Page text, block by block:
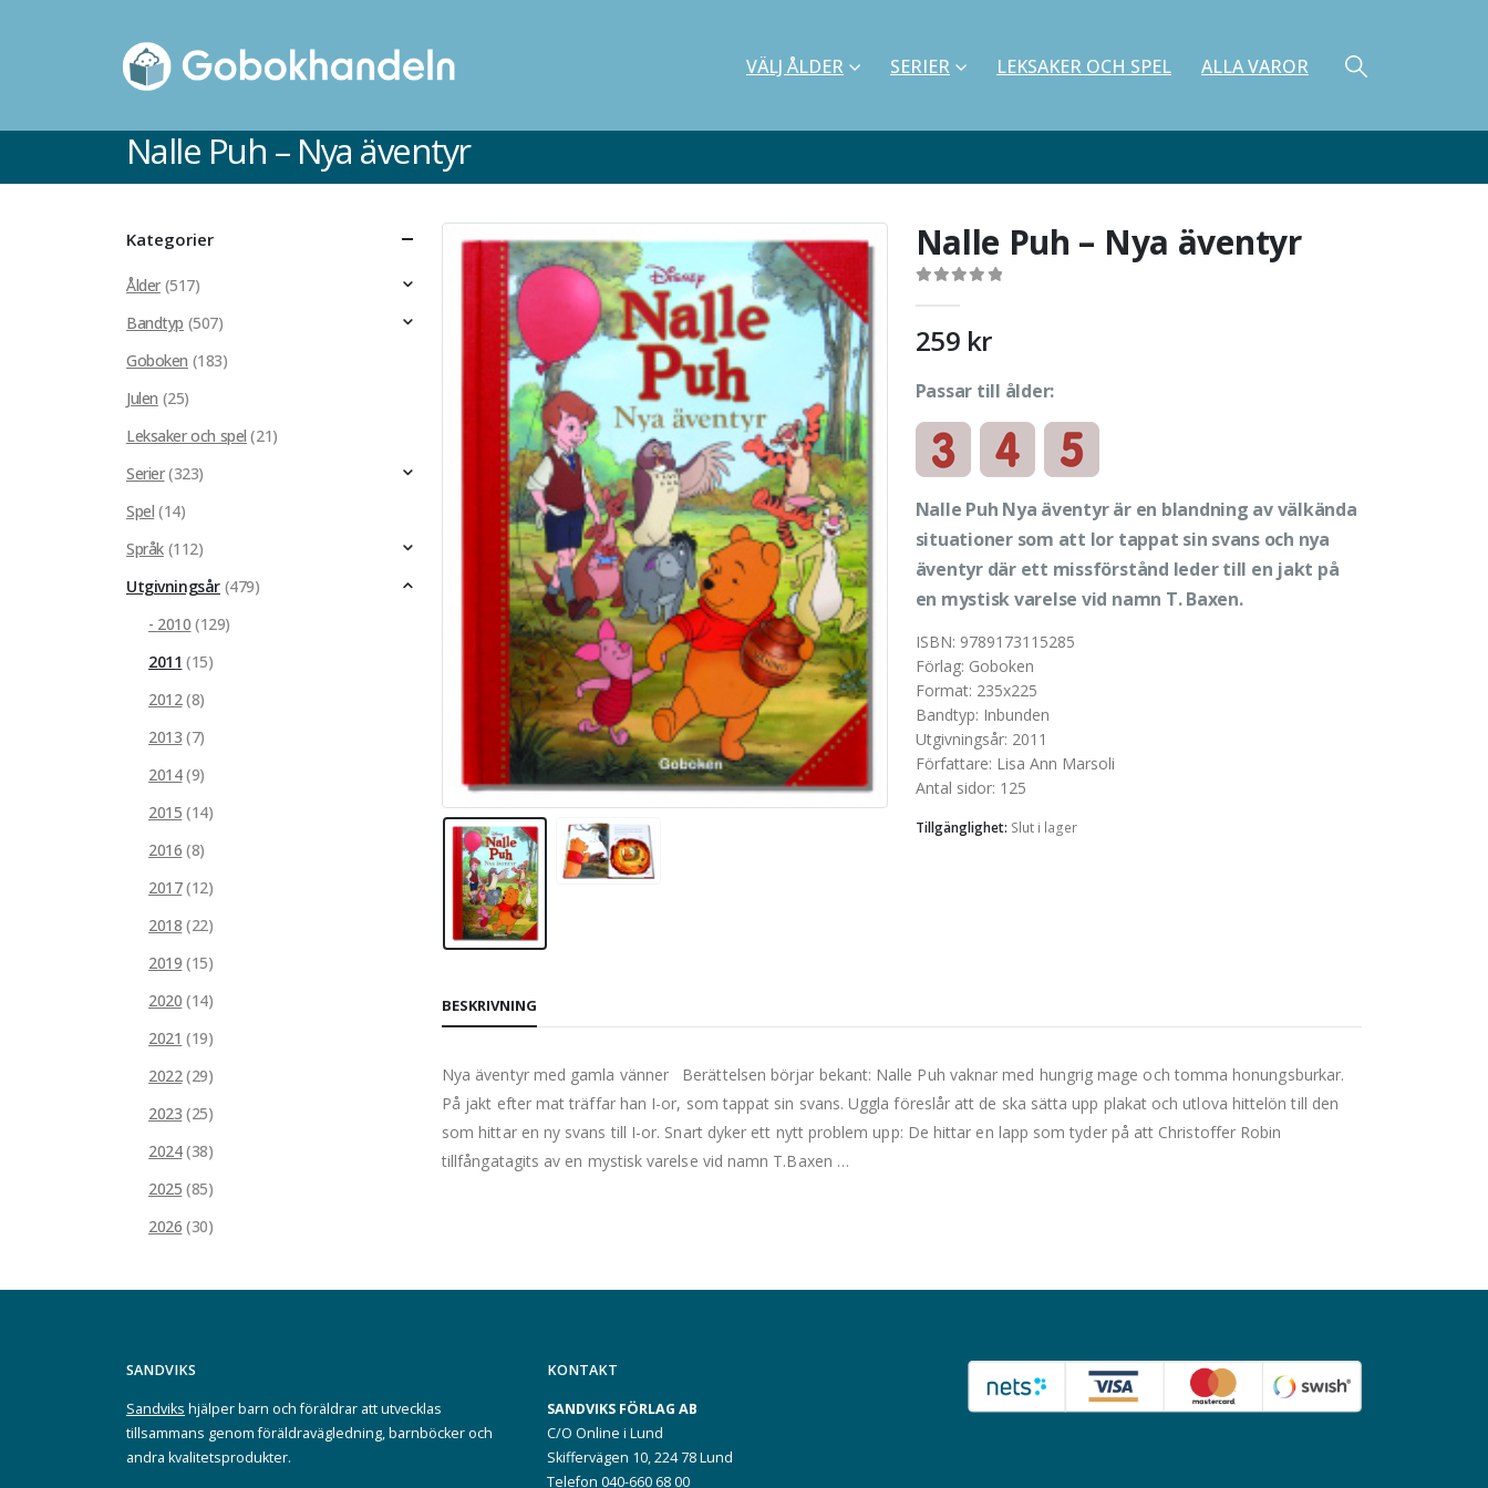
VÄLJ ÅLDER SERIER LEKSAKER OCH SPEL ALLA VAROR
Nalle Puh – Nya äventyr
Nalle Puh – Nya äventyr
259 kr
Passar till ålder:
Nalle Puh Nya äventyr är en blandning av välkända
situationer som att Ior tappat sin svans och nya
äventyr där ett missförstånd leder till en jakt på
en mystisk varelse vid namn T. Baxen.
ISBN: 9789173115285
Förlag: Goboken
Format: 235x225
Bandtyp: Inbunden
Utgivningsår: 2011
Författare: Lisa Ann Marsoli
Antal sidor: 125
Tillgänglighet: Slut i lager
BESKRIVNING
Nya äventyr med gamla vänner Berättelsen börjar bekant: Nalle Puh vaknar med hungrig mage och tomma honungsburkar.
På jakt efter mat träffar han I-or, som tappat sin svans. Uggla föreslår att de ska sätta upp plakat och utlova hittelön till den
som hittar en ny svans till I-or. Snart dyker ett nytt problem upp: De hittar en lapp som tyder på att Christoffer Robin
tillfångatagits av en mystisk varelse vid namn T.Baxen …
Kategorier
Ålder (517)
Bandtyp (507)
Goboken (183)
Julen (25)
Leksaker och spel (21)
Serier(323)
Spel (14)
Språk (112)
Utgivningsår (479)
- 2010 (129)
2011 (15)
2012(8)
2013 (7)
2014(9)
2015 (14)
2016 (8)
2017(12)
2018 (22)
2019 (15)
2020 (14)
2021 (19)
2022(29)
2023 (25)
2024(38)
2025 (85)
2026 (30)
SANDVIKS
Sandviks hjälper barn och föräldrar att utvecklas
tillsammans genom föräldravägledning, barnböcker och
andra kvalitetsprodukter.
KONTAKT
SANDVIKS FÖRLAG AB
C/O Online i Lund
Skiffervägen 10, 224 78 Lund
Telefon 040-660 68 00